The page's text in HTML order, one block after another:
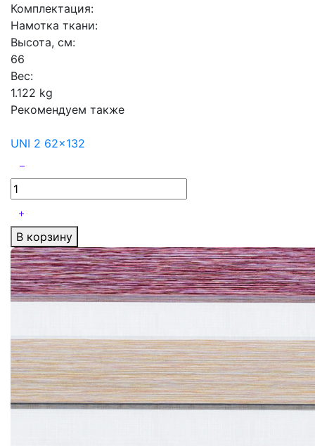
Комплектация:
Намотка ткани:
Высота, см:
66
Вес:
1.122 kg
Рекомендуем также
UNI 2 62x132
В корзину